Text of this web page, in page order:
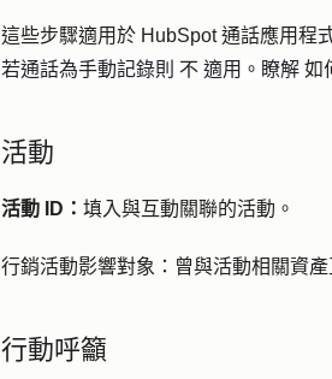
這些步驟適用於 HubSpot 通話應用程
若通話為手動記錄則 不 適用。瞭解 如
活動
活動 ID： 填入與互動關聯的活動。
行銷活動影響對象： 曾與活動相關資
行動呼籲